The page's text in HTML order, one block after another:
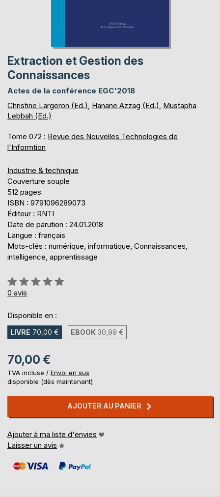
Extraction et Gestion des
Connaissances
Actes de la conférence EGC'2018
Christine Largeron (Ed.), Hanane Azzag (Ed.), Mustapha
Lebbah (Ed.)
Tome 072 : Revue des Nouvelles Technologies de
l'Informtion
Industrie & technique
Couverture souple
512 pages
ISBN : 9791096289073
Éditeur : RNTI
Date de parution : 24.01.2018
Langue : français
Mots-clés : numérique, informatique, Connaissances,
intelligence, apprentissage
Évaluation:
0%
0 avis
Disponible en :
LIVRE 70,00 € EBOOK 30,99 €
70,00 €
TVA incluse / Envoi en sus
disponible (dès maintenant)
AJOUTER AU PANIER
Ajouter à ma liste d'envies
Laisser un avis